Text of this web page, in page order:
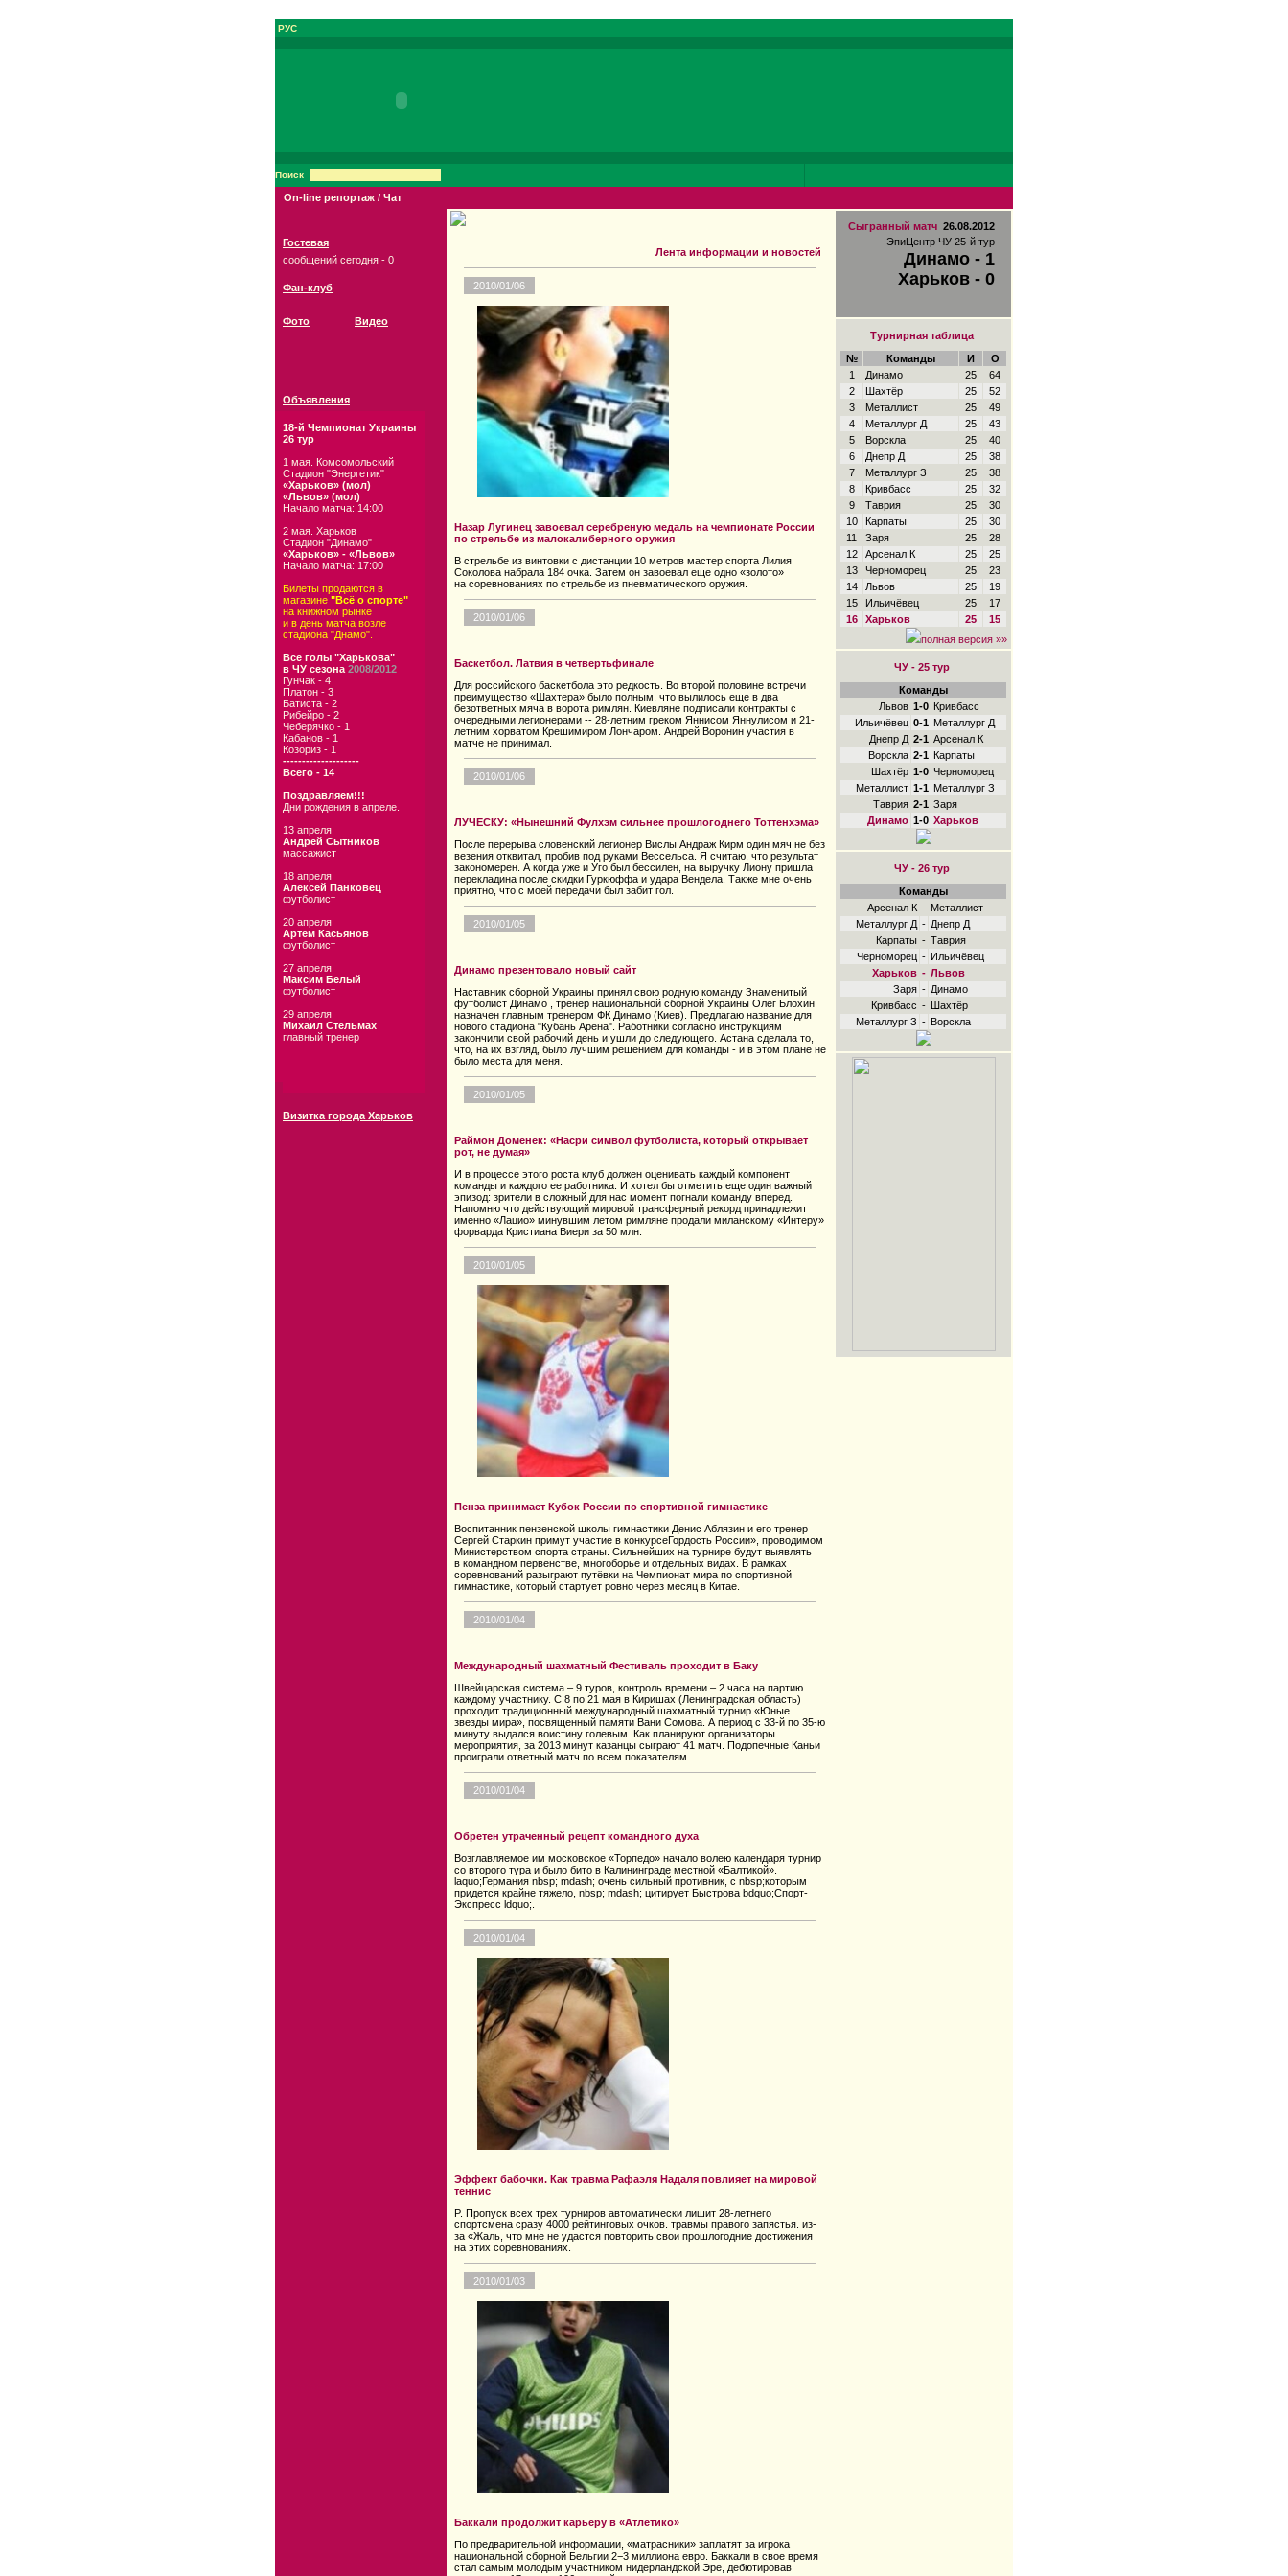
РУС
Поиск
On-line репортаж / Чат
Гостевая
сообщений сегодня - 0
Фан-клуб
Фото Видео
Объявления
18-й Чемпионат Украины
26 тур
1 мая. Комсомольский
Стадион "Энергетик"
«Харьков» (мол)
«Львов» (мол)
Начало матча: 14:00
2 мая. Харьков
Стадион "Динамо"
«Харьков» - «Львов»
Начало матча: 17:00
Билеты продаются в
магазине "Всё о спорте"
на книжном рынке
и в день матча возле
стадиона "Днамо".
Все голы "Харькова"
в ЧУ сезона 2008/2012
Гунчак - 4
Платон - 3
Батиста - 2
Рибейро - 2
Чеберячко - 1
Кабанов - 1
Козориз - 1
--------------------
Всего - 14
Поздравляем!!!
Дни рождения в апреле.
13 апреля
Андрей Сытников
массажист
18 апреля
Алексей Панковец
футболист
20 апреля
Артем Касьянов
футболист
27 апреля
Максим Белый
футболист
29 апреля
Михаил Стельмах
главный тренер
Визитка города Харьков
Лента информации и новостей
2010/01/06
Назар Лугинец завоевал серебреную медаль на чемпионате России
по стрельбе из малокалиберного оружия
В стрельбе из винтовки с дистанции 10 метров мастер спорта Лилия
Соколова набрала 184 очка. Затем он завоевал еще одно «золото»
на соревнованиях по стрельбе из пневматического оружия.
2010/01/06
Баскетбол. Латвия в четвертьфинале
Для российского баскетбола это редкость. Во второй половине встречи
преимущество «Шахтера» было полным, что вылилось еще в два
безответных мяча в ворота римлян. Киевляне подписали контракты с
очередными легионерами -- 28-летним греком Яннисом Яннулисом и 21-
летним хорватом Крешимиром Лончаром. Андрей Воронин участия в
матче не принимал.
2010/01/06
ЛУЧЕСКУ: «Нынешний Фулхэм сильнее прошлогоднего Тоттенхэма»
После перерыва словенский легионер Вислы Андраж Кирм один мяч не без
везения отквитал, пробив под руками Вессельса. Я считаю, что результат
закономерен. А когда уже и Уго был бессилен, на выручку Лиону пришла
перекладина после скидки Гуркюффа и удара Вендела. Также мне очень
приятно, что с моей передачи был забит гол.
2010/01/05
Динамо презентовало новый сайт
Наставник сборной Украины принял свою родную команду Знаменитый
футболист Динамо , тренер национальной сборной Украины Олег Блохин
назначен главным тренером ФК Динамо (Киев). Предлагаю название для
нового стадиона "Кубань Арена". Работники согласно инструкциям
закончили свой рабочий день и ушли до следующего. Астана сделала то,
что, на их взгляд, было лучшим решением для команды - и в этом плане не
было места для меня.
2010/01/05
Раймон Доменек: «Насри символ футболиста, который открывает
рот, не думая»
И в процессе этого роста клуб должен оценивать каждый компонент
команды и каждого ее работника. И хотел бы отметить еще один важный
эпизод: зрители в сложный для нас момент погнали команду вперед.
Напомню что действующий мировой трансферный рекорд принадлежит
именно «Лацио» минувшим летом римляне продали миланскому «Интеру»
форварда Кристиана Виери за 50 млн.
2010/01/05
Пенза принимает Кубок России по спортивной гимнастике
Воспитанник пензенской школы гимнастики Денис Аблязин и его тренер
Сергей Старкин примут участие в конкурсеГордость России», проводимом
Министерством спорта страны. Сильнейших на турнире будут выявлять
в командном первенстве, многоборье и отдельных видах. В рамках
соревнований разыграют путёвки на Чемпионат мира по спортивной
гимнастике, который стартует ровно через месяц в Китае.
2010/01/04
Международный шахматный Фестиваль проходит в Баку
Швейцарская система – 9 туров, контроль времени – 2 часа на партию
каждому участнику. С 8 по 21 мая в Киришах (Ленинградская область)
проходит традиционный международный шахматный турнир «Юные
звезды мира», посвященный памяти Вани Сомова. А период с 33-й по 35-ю
минуту выдался воистину голевым. Как планируют организаторы
мероприятия, за 2013 минут казанцы сыграют 41 матч. Подопечные Каньи
проиграли ответный матч по всем показателям.
2010/01/04
Обретен утраченный рецепт командного духа
Возглавляемое им московское «Торпедо» начало волею календаря турнир
со второго тура и было бито в Калининграде местной «Балтикой».
laquo;Германия nbsp; mdash; очень сильный противник, с nbsp;которым
придется крайне тяжело, nbsp; mdash; цитирует Быстрова bdquo;Спорт-
Экспресс ldquo;.
2010/01/04
Эффект бабочки. Как травма Рафаэля Надаля повлияет на мировой
теннис
P. Пропуск всех трех турниров автоматически лишит 28-летнего
спортсмена сразу 4000 рейтинговых очков. травмы правого запястья. из-
за «Жаль, что мне не удастся повторить свои прошлогодние достижения
на этих соревнованиях.
2010/01/03
Баккали продолжит карьеру в «Атлетико»
По предварительной информации, «матрасники» заплатят за игрока
национальной сборной Бельгии 2−3 миллиона евро. Баккали в свое время
стал самым молодым участником нидерландской Эре, дебютировав
Сыгранный матч 26.08.2012
ЭпиЦентр ЧУ 25-й тур
Динамо - 1
Харьков - 0
Турнирная таблица
№ Команды И
О
1
Динамо 25
64
2
Шахтёр 25
52
3
Металлист 25
49
4
Металлург Д 25
43
5
Ворскла 25
40
6
Днепр Д 25
38
7
Металлург З 25
38
8
Кривбасс 25
32
9
Таврия 25
30
10
Карпаты 25
30
11
Заря 25
28
12
Арсенал К 25
25
13
Черноморец 25
23
14
Львов 25
19
15
Ильичёвец 25
17
16
Харьков 25
15
полная версия »»
ЧУ - 25 тур
Команды
Львов 1-0 Кривбасс
Ильичёвец 0-1 Металлург Д
Днепр Д 2-1 Арсенал К
Ворскла 2-1 Карпаты
Шахтёр 1-0 Черноморец
Металлист 1-1 Металлург З
Таврия 2-1 Заря
Динамо 1-0 Харьков
ЧУ - 26 тур
Команды
Арсенал К - Металлист
Металлург Д - Днепр Д
Карпаты - Таврия
Черноморец - Ильичёвец
Харьков - Львов
Заря - Динамо
Кривбасс - Шахтёр
Металлург З - Ворскла